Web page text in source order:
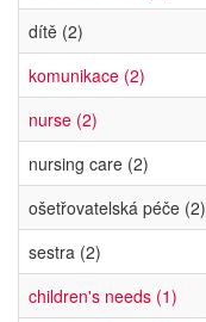
dítě (2)
komunikace (2)
nurse (2)
nursing care (2)
ošetřovatelská péče (2)
sestra (2)
children's needs (1)